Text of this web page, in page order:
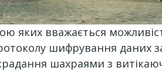
яких вважається
шифрування даних
шахраями з